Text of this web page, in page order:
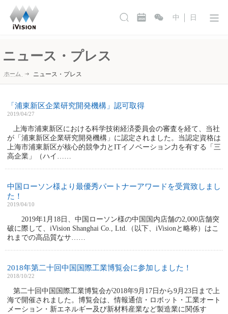
中 日
ニュース・プレス
ホーム ニュース・プレス
「浦東新区企業研究開発機構」認可取得
2019/04/27
上海市浦東新区における科学技術経済委員会の審査を経て、当社
が「浦東新区企業研究開発機構」に認定されました。当認定資格は
上海市浦東新区が核心的競争力とITイノベーション力を有する「三
高企業」（ハイ……
中国ローソン様より最優秀パートナーアワードを受賞致しまし
た！
2019/04/10
2019年1月18日、中国ローソン様の中国国内店舗の2,000店舗突
破に際して、iVision Shanghai Co., Ltd.（以下、iVisionと略称）はこ
れまでの高品質なサ……
2018年第二十回中国国際工業博覧会に参加しました！
2018/10/22
第二十回中国国際工業博覧会が2018年9月17日から9月23日まで上
海で開催されました。博覧会は、情報通信・ロボット・工業オート
メーション・新エネルギー及び新材料産業など製造業に関係す